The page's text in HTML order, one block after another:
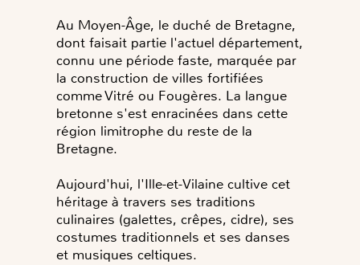
Au Moyen-Âge, le duché de Bretagne,
dont faisait partie l'actuel département,
connu une période faste, marquée par
la construction de villes fortifiées
comme Vitré ou Fougères. La langue
bretonne s'est enracinées dans cette
région limitrophe du reste de la
Bretagne.
Aujourd'hui, l'Ille-et-Vilaine cultive cet
héritage à travers ses traditions
culinaires (galettes, crêpes, cidre), ses
costumes traditionnels et ses danses
et musiques celtiques.